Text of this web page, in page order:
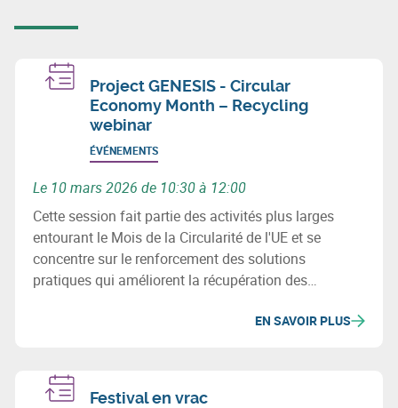
Project GENESIS - Circular
Economy Month – Recycling
webinar
ÉVÉNEMENTS
Le 10 mars 2026 de 10:30 à 12:00
Cette session fait partie des activités plus larges
entourant le Mois de la Circularité de l'UE et se
concentre sur le renforcement des solutions
pratiques qui améliorent la récupération des
EN SAVOIR PLUS
Festival en vrac